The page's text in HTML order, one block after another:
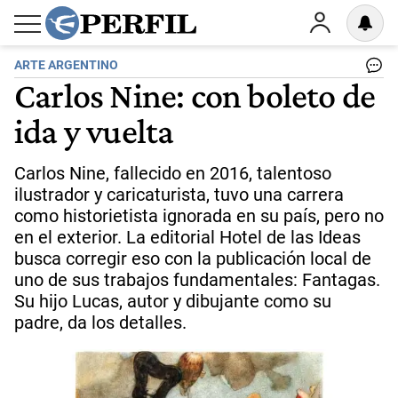
ARTE ARGENTINO
Carlos Nine: con boleto de
ida y vuelta
Carlos Nine, fallecido en 2016, talentoso
ilustrador y caricaturista, tuvo una carrera
como historietista ignorada en su país, pero no
en el exterior. La editorial Hotel de las Ideas
busca corregir eso con la publicación local de
uno de sus trabajos fundamentales: Fantagas.
Su hijo Lucas, autor y dibujante como su
padre, da los detalles.